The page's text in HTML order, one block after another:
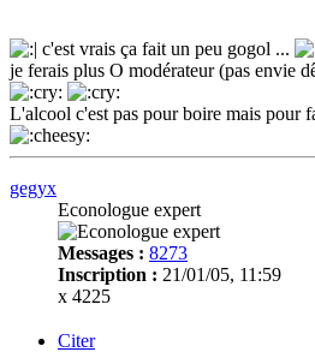
c'est vrais ça fait un peu gogol ...
je ferais plus O modérateur (pas envie
L'alcool c'est pas pour boire mais pour
gegyx
Econologue expert
Messages : 8273
Inscription : 21/01/05, 11:59
x 4225
Citer